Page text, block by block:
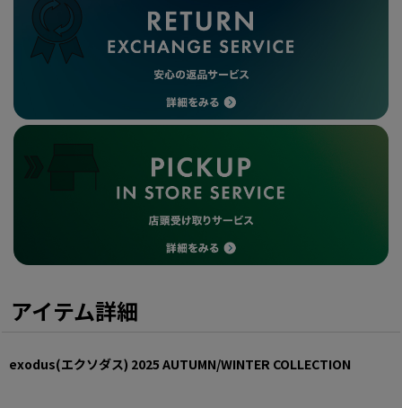
アイテム詳細
exodus(エクソダス) 2025 AUTUMN/WINTER COLLECTION